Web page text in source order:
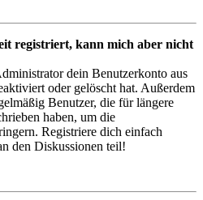
registriert, kann mich aber nicht
dein Benutzerkonto aus
oder gelöscht hat. Außerdem
Benutzer, die für längere
haben, um die
Registriere dich einfach
den Diskussionen teil!